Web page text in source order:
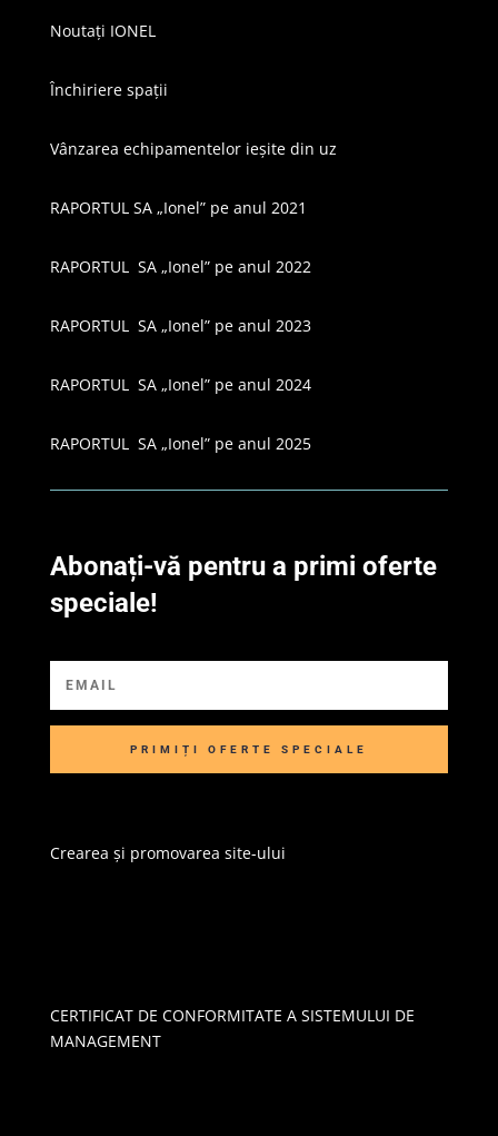
Noutați IONEL
Închiriere spații
Vânzarea echipamentelor ieșite din uz
RAPORTUL SA „Ionel” pe anul 2021
RAPORTUL SA „Ionel” pe anul 2022
RAPORTUL SA „Ionel” pe anul 2023
RAPORTUL SA „Ionel” pe anul 2024
RAPORTUL SA „Ionel” pe anul 2025
Abonați-vă pentru a primi oferte
speciale!
PRIMIȚI OFERTE SPECIALE
Crearea și promovarea site-ului
CERTIFICAT DE CONFORMITATE A SISTEMULUI DE
MANAGEMENT